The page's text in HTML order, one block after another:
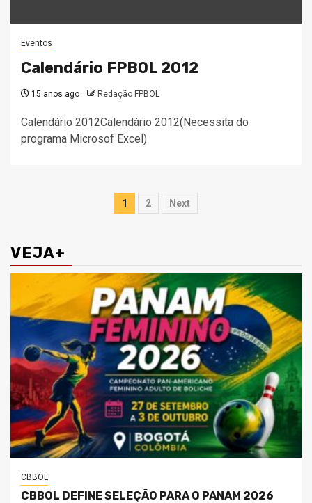
Eventos
Calendário FPBOL 2012
15 anos ago Redação FPBOL
Calendário 2012Calendário 2012(Necessita do
programa Microsof Excel)
Paginação
1 2 Next
VEJA+
CBBOL
CBBOL DEFINE SELEÇÃO PARA O PANAM 2026